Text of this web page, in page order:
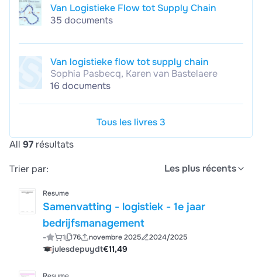
Van Logistieke Flow tot Supply Chain
35 documents
Van logistieke flow tot supply chain
Sophia Pasbecq, Karen van Bastelaere
16 documents
Tous les livres 3
All 97 résultats
Trier par:
Les plus récents
Resume
Samenvatting - logistiek - 1e jaar
bedrijfsmanagement
- 1 76 novembre 2025 2024/2025
julesdepuydt€11,49